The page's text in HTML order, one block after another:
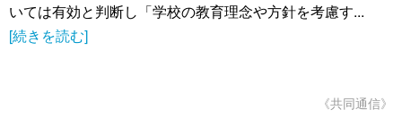
いては有効と判断し「学校の教育理念や方針を考慮す...
[続きを読む]
《共同通信》